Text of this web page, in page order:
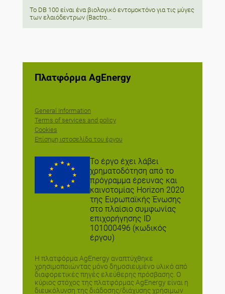
Το DB 100 είναι ένα βιολογικό εντομοκτόνο για τις μύγες
των ελαιόδεντρων (Bactro...
Πλατφόρμα AgEnergy
General Information
Terms of services and policy
Cookies
Επίσημη ιστοσελίδα του έργου
Το έργο έχει λάβει
χρηματοδότηση από το
πρόγραμμα έρευνας και
καινοτομίας Horizon 2020
της Ευρωπαϊκής Ένωσης
στο πλαίσιο συμφωνίας
επιχορήγησης ID
101000496 (κωδικός
έργου)
H πλατφόρμα AgEnergy αναπτύχθηκε
χρησιμοποιώντας μόνο δημοσιευμένο υλικό από
διαφορετικές πηγές ελεύθερης πρόσβασης. Ο
κύριος στόχος της πλατφόρμας AgEnergy είναι η
διευκόλυνση της διάδοσης/διάχυσης χρήσιμων